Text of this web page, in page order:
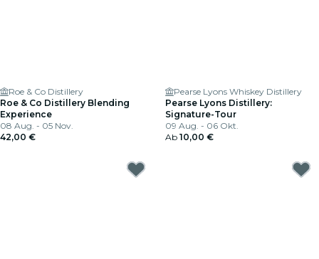
Roe & Co Distillery
Roe & Co Distillery Blending
Experience
08 Aug. - 05 Nov.
42,00 €
Pearse Lyons Whiskey Distillery
Pearse Lyons Distillery:
Signature-Tour
09 Aug. - 06 Okt.
Ab 10,00 €